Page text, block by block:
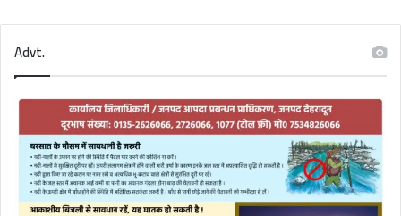
Advt.